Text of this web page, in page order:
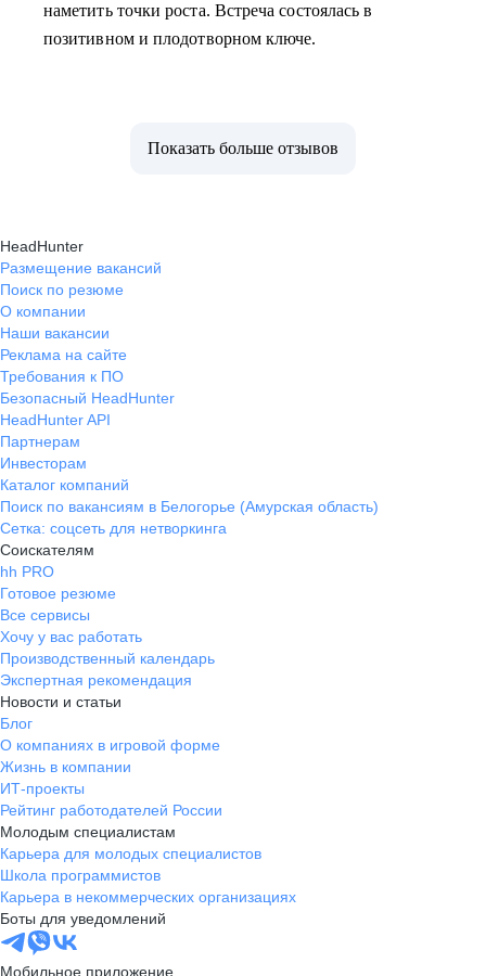
наметить точки роста. Встреча состоялась в
позитивном и плодотворном ключе.
Показать больше отзывов
HeadHunter
Размещение вакансий
Поиск по резюме
О компании
Наши вакансии
Реклама на сайте
Требования к ПО
Безопасный HeadHunter
HeadHunter API
Партнерам
Инвесторам
Каталог компаний
Поиск по вакансиям в Белогорье (Амурская область)
Сетка: соцсеть для нетворкинга
Соискателям
hh PRO
Готовое резюме
Все сервисы
Хочу у вас работать
Производственный календарь
Экспертная рекомендация
Новости и статьи
Блог
О компаниях в игровой форме
Жизнь в компании
ИТ-проекты
Рейтинг работодателей России
Молодым специалистам
Карьера для молодых специалистов
Школа программистов
Карьера в некоммерческих организациях
Боты для уведомлений
Мобильное приложение